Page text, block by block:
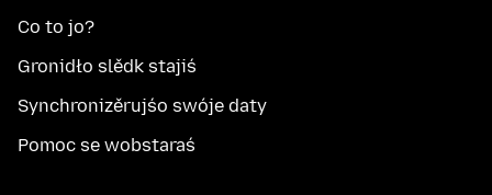
Co to jo?
Gronidło slědk stajiś
Synchronizěrujśo swóje daty
Pomoc se wobstaraś